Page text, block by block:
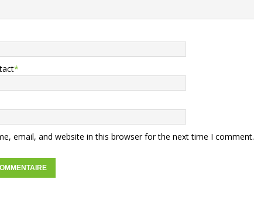
*
email, and website in this browser for the next time I comment.